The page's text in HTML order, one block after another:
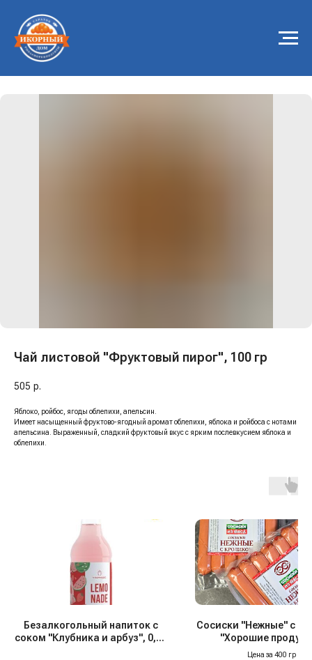
Чай листовой "Фруктовый пирог", 100 гр
505 р.
Яблоко, ройбос, ягоды облепихи, апельсин.
Имеет насыщенный фруктово-ягодный аромат облепихи, яблока и ройбоса с нотами
апельсина. Выраженный, сладкий фруктовый вкус с ярким послевкусием яблока и
облепихи.
Безалкогольный напиток с
соком "Клубника и арбуз", 0,45
Сосиски "Нежные" с
"Хорошие
Цена за 400 гр